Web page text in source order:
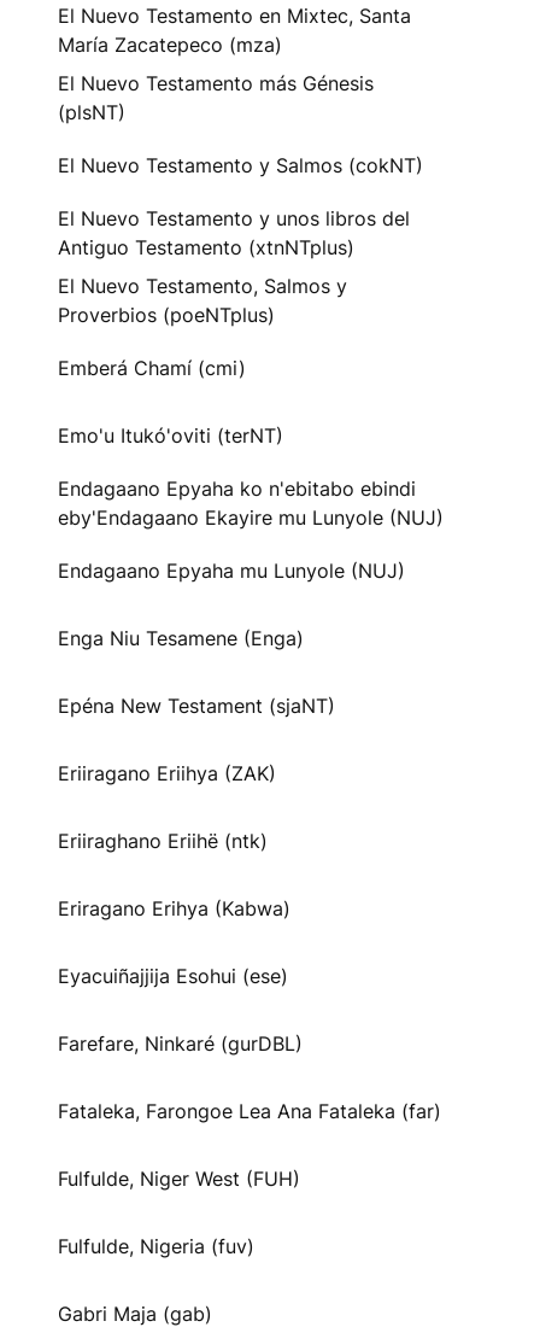
El Nuevo Testamento en Mixtec, Santa
María Zacatepeco (mza)
El Nuevo Testamento más Génesis
(plsNT)
El Nuevo Testamento y Salmos (cokNT)
El Nuevo Testamento y unos libros del
Antiguo Testamento (xtnNTplus)
El Nuevo Testamento, Salmos y
Proverbios (poeNTplus)
Emberá Chamí (cmi)
Emo'u Itukó'oviti (terNT)
Endagaano Epyaha ko n'ebitabo ebindi
eby'Endagaano Ekayire mu Lunyole (NUJ)
Endagaano Epyaha mu Lunyole (NUJ)
Enga Niu Tesamene (Enga)
Epéna New Testament (sjaNT)
Eriiragano Eriihya (ZAK)
Eriiraghano Eriihë (ntk)
Eriragano Erihya (Kabwa)
Eyacuiñajjija Esohui (ese)
Farefare, Ninkaré (gurDBL)
Fataleka, Farongoe Lea Ana Fataleka (far)
Fulfulde, Niger West (FUH)
Fulfulde, Nigeria (fuv)
Gabri Maja (gab)